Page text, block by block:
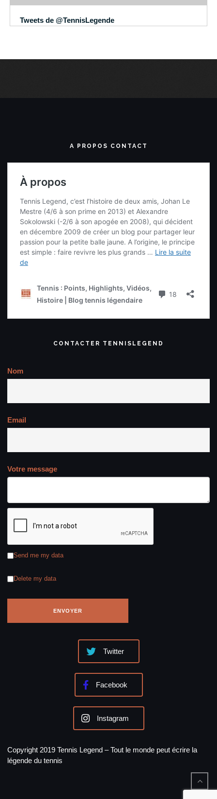
Tweets de @TennisLegende
A PROPOS CONTACT
CONTACTER TENNISLEGEND
Nom
Email
Votre message
Send me my data
Delete my data
Twitter
Facebook
Instagram
Copyright 2019 Tennis Legend – Tout le monde peut écrire la
légende du tennis